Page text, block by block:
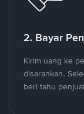
2. Bayar
Kirim uang ke
disarankan.
beri tahu